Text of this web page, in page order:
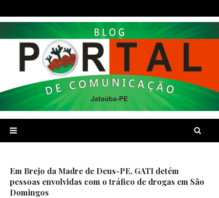
Em Brejo da Madre de Deus-PE, GATI detém
pessoas envolvidas com o tráfico de drogas em São
Domingos